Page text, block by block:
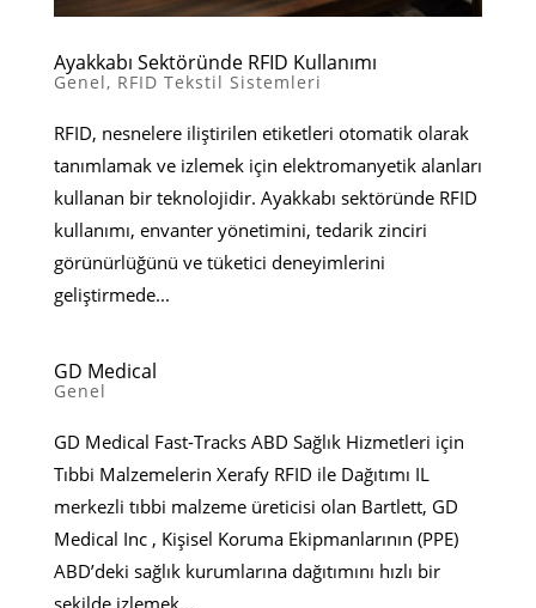
Ayakkabı Sektöründe RFID Kullanımı
Genel, RFID Tekstil Sistemleri
RFID, nesnelere iliştirilen etiketleri otomatik olarak
tanımlamak ve izlemek için elektromanyetik alanları
kullanan bir teknolojidir. Ayakkabı sektöründe RFID
kullanımı, envanter yönetimini, tedarik zinciri
görünürlüğünü ve tüketici deneyimlerini
geliştirmede...
GD Medical
Genel
GD Medical Fast-Tracks ABD Sağlık Hizmetleri için
Tıbbi Malzemelerin Xerafy RFID ile Dağıtımı IL
merkezli tıbbi malzeme üreticisi olan Bartlett, GD
Medical Inc , Kişisel Koruma Ekipmanlarının (PPE)
ABD’deki sağlık kurumlarına dağıtımını hızlı bir
şekilde izlemek...